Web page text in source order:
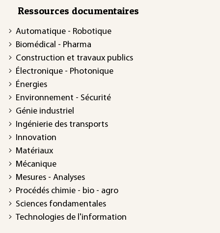
Ressources documentaires
Automatique - Robotique
Biomédical - Pharma
Construction et travaux publics
Électronique - Photonique
Énergies
Environnement - Sécurité
Génie industriel
Ingénierie des transports
Innovation
Matériaux
Mécanique
Mesures - Analyses
Procédés chimie - bio - agro
Sciences fondamentales
Technologies de l'information